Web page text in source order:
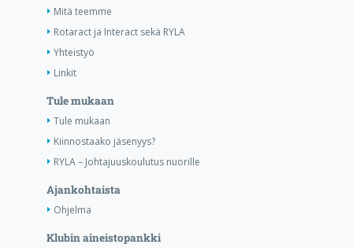
Mitä teemme
Rotaract ja Interact sekä RYLA
Yhteistyö
Linkit
Tule mukaan
Tule mukaan
Kiinnostaako jäsenyys?
RYLA – Johtajuuskoulutus nuorille
Ajankohtaista
Ohjelma
Klubin aineistopankki